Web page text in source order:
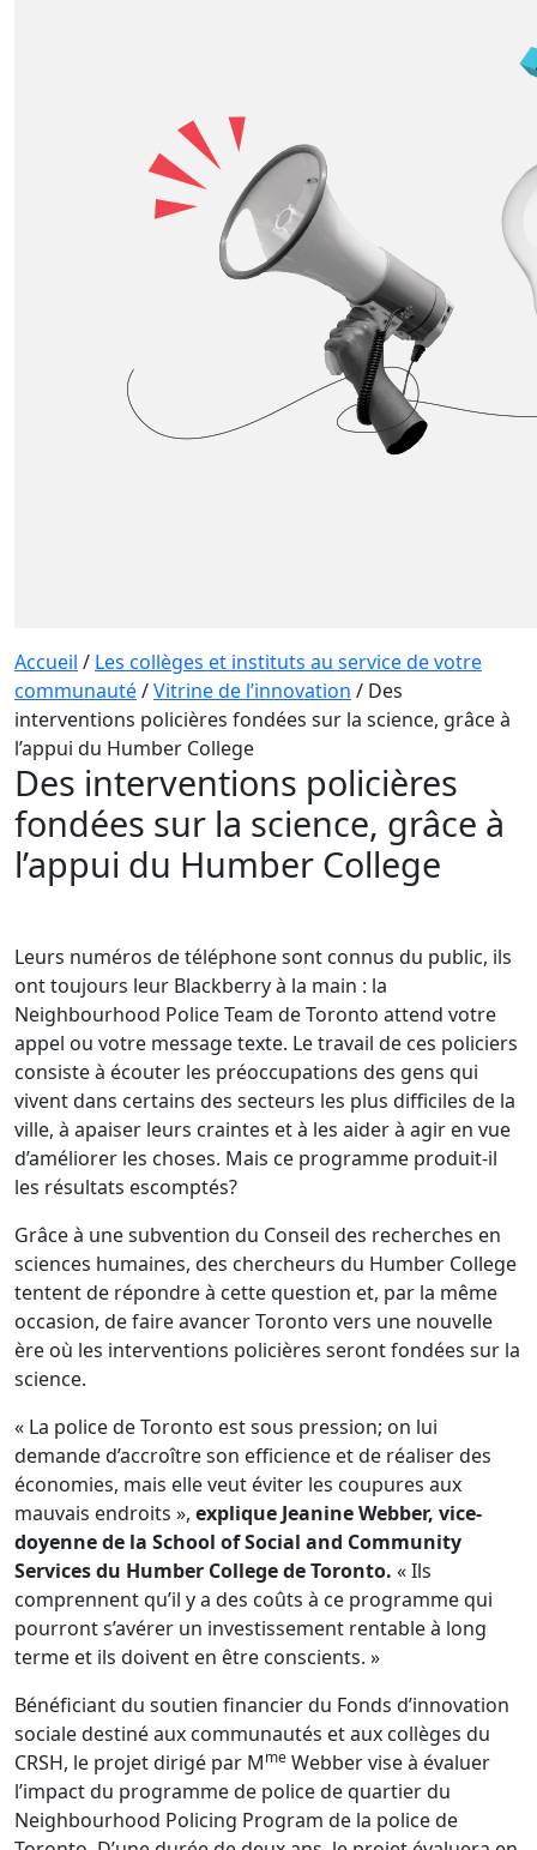
Accueil / Les collèges et instituts au service de votre
communauté/Vitrine de l’innovation / Des
interventions policières fondées sur la science, grâce à
l’appui du Humber College
Des interventions policières
fondées sur la science, grâce à
l’appui du Humber College
Leurs numéros de téléphone sont connus du public, ils
ont toujours leur Blackberry à la main : la
Neighbourhood Police Team de Toronto attend votre
appel ou votre message texte. Le travail de ces policiers
consiste à écouter les préoccupations des gens qui
vivent dans certains des secteurs les plus difficiles de la
ville, à apaiser leurs craintes et à les aider à agir en vue
d’améliorer les choses. Mais ce programme produit-il
les résultats escomptés?
Grâce à une subvention du Conseil des recherches en
sciences humaines, des chercheurs du Humber College
tentent de répondre à cette question et, par la même
occasion, de faire avancer Toronto vers une nouvelle
ère où les interventions policières seront fondées sur la
science.
« La police de Toronto est sous pression; on lui
demande d’accroître son efficience et de réaliser des
économies, mais elle veut éviter les coupures aux
mauvais endroits », explique Jeanine Webber, vice-
doyenne de la School of Social and Community
Services du Humber College de Toronto. « Ils
comprennent qu’il y a des coûts à ce programme qui
pourront s’avérer un investissement rentable à long
terme et ils doivent en être conscients. »
Bénéficiant du soutien financier du Fonds d’innovation
sociale destiné aux communautés et aux collèges du
CRSH, le projet dirigé par Mme Webber vise à évaluer
l’impact du programme de police de quartier du
Neighbourhood Policing Program de la police de